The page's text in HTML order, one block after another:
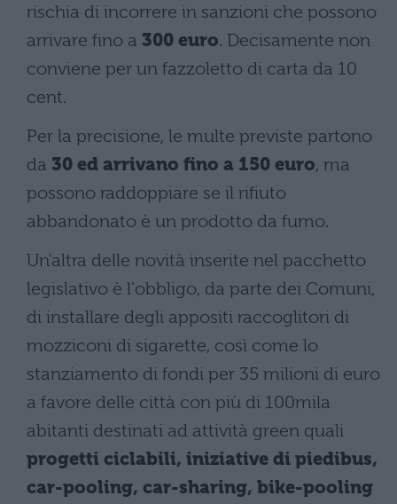
rischia di incorrere in sanzioni che possono
arrivare fino a 300 euro. Decisamente non
conviene per un fazzoletto di carta da 10
cent.
Per la precisione, le multe previste partono
da 30 ed arrivano fino a 150 euro, ma
possono raddoppiare se il rifiuto
abbandonato è un prodotto da fumo.
Un'altra delle novità inserite nel pacchetto
legislativo è l'obbligo, da parte dei Comuni,
di installare degli appositi raccoglitori di
mozziconi di sigarette, così come lo
stanziamento di fondi per 35 milioni di euro
a favore delle città con più di 100mila
abitanti destinati ad attività green quali
progetti ciclabili, iniziative di piedibus,
car-pooling, car-sharing, bike-pooling